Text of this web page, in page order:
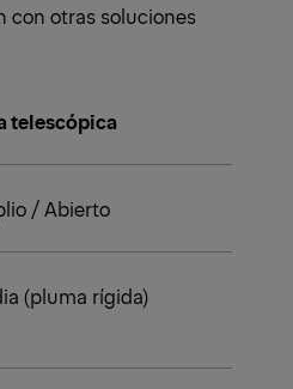
con otras soluciones
telescópica
/ Abierto
(pluma rígida)